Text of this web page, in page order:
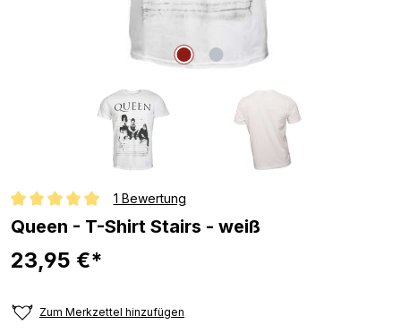
Durchschnittliche Bewertung von 5 von 5 Sternen
1 Bewertung
Queen - T-Shirt Stairs - weiß
23,95 €*
Zum Merkzettel hinzufügen